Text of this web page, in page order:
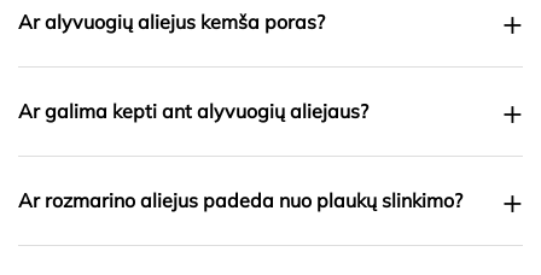
Ar alyvuogių aliejus kemša poras? +
Ar galima kepti ant alyvuogių aliejaus? +
Ar rozmarino aliejus padeda nuo plaukų slinkimo? +